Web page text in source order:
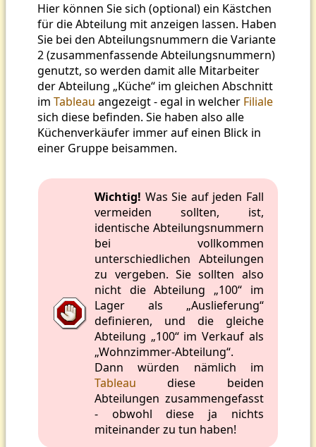
Hier können Sie sich (optional) ein Kästchen
für die Abteilung mit anzeigen lassen. Haben
Sie bei den Abteilungsnummern die Variante
2 (zusammenfassende Abteilungsnummern)
genutzt, so werden damit alle Mitarbeiter
der Abteilung „Küche“ im gleichen Abschnitt
im Tableau angezeigt - egal in welcher Filiale
sich diese befinden. Sie haben also alle
Küchenverkäufer immer auf einen Blick in
einer Gruppe beisammen.
Wichtig! Was Sie auf jeden Fall
vermeiden sollten, ist,
identische Abteilungsnummern
bei vollkommen
unterschiedlichen Abteilungen
zu vergeben. Sie sollten also
nicht die Abteilung „100“ im
Lager als „Auslieferung“
definieren, und die gleiche
Abteilung „100“ im Verkauf als
„Wohnzimmer-Abteilung“.
Dann würden nämlich im
Tableau diese beiden
Abteilungen zusammengefasst
- obwohl diese ja nichts
miteinander zu tun haben!